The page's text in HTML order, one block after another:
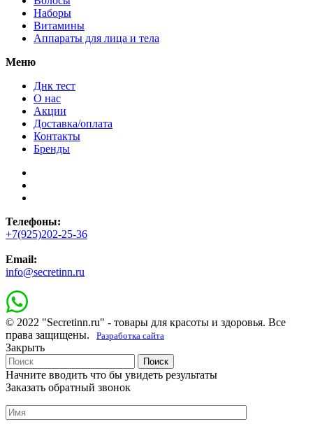
Наборы
Витамины
Аппараты для лица и тела
Меню
Днк тест
О нас
Акции
Доставка/оплата
Контакты
Бренды
Телефоны:
+7(925)202-25-36
Email:
info@secretinn.ru
© 2022 "Secretinn.ru" - товары для красоты и здоровья. Все
права защищены.
Разработка сайта
Закрыть
Поиск
Начните вводить что бы увидеть результаты
Заказать обратный звонок